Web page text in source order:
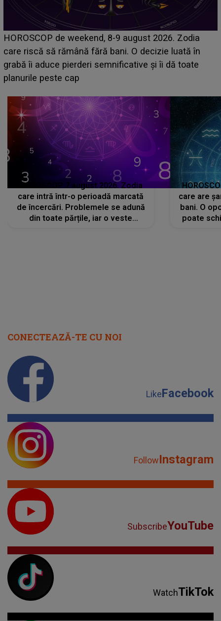
Emanuel a ținut ACEST DETALIU ASCUNS până
acum! În fața Alexandrei, concurentul din Casa Iubirii
face o MĂRTURISIRE NEAȘTEPTATĂ despre mama
sa: "I-am spus și ei în față, eu nu te iubesc pentru
HOROSCOP 7 august 2026. Zodia
care intră într-o perioadă marcată
de încercări. Problemele se adună
din toate părțile, iar o veste
care are
bani. O
poate
CONECTEAZĂ-TE CU NOI
LikeFacebook
FollowInstagram
SubscribeYouTube
WatchTikTok